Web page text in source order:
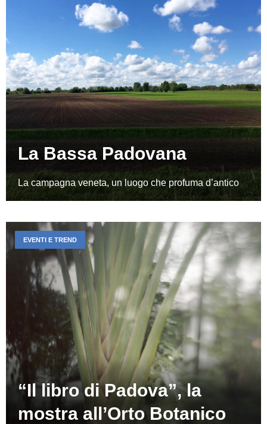
La Bassa Padovana
La campagna veneta, un luogo che profuma d’antico
“Il libro di Padova”, la
mostra all’Orto Botanico
EVENTI E TREND